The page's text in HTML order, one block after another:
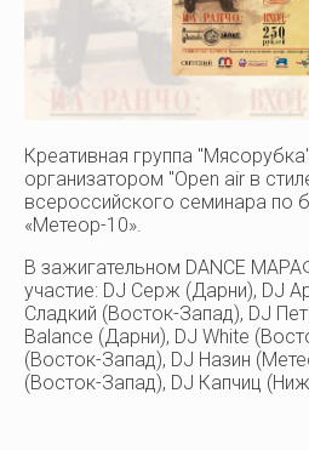
Дзержинск
Креативная группа
организатором "Open air в
всероссийского семинара по
«Метеор-10».
В зажигательном DANCE
участие: DJ Серж (Дарни), DJ
Сладкий (Восток-Запад), DJ
Balance (Дарни), DJ White
(Восток-Запад), DJ Назин
(Восток-Запад), DJ Капчиц